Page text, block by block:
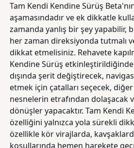
Tam Kendi Kendine Sürüş
aşamasındadır ve ek dikkatle
zamanda yanlış bir şey yapabilir,
her zaman direksiyonda tutmalı
dikkat etmelisiniz. Rehavete
Kendine Sürüş etkinleştirildiğinde
dışında şerit değiştirecek,
etmek için çatalları seçecek,
nesnelerin etrafından dolaşacak
dönüşler yapacaktır. Tam Kendi
özelliğini yalnızca yola sürekli
özellikle kör virajlarda,
koşullarında hemen harekete